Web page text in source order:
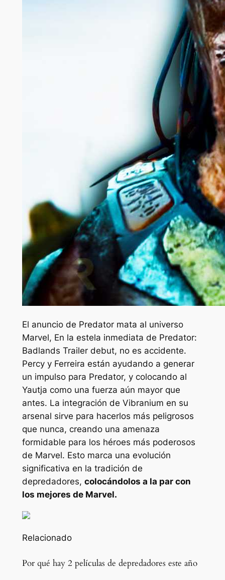
El anuncio de Predator mata al universo
Marvel, En la estela inmediata de Predator:
Badlands Trailer debut, no es accidente.
Percy y Ferreira están ayudando a generar
un impulso para Predator, y colocando al
Yautja como una fuerza aún mayor que
antes. La integración de Vibranium en su
arsenal sirve para hacerlos más peligrosos
que nunca, creando una amenaza
formidable para los héroes más poderosos
de Marvel. Esto marca una evolución
significativa en la tradición de
depredadores, colocándolos a la par con
los mejores de Marvel.
Relacionado
Por qué hay 2 películas de depredadores este año